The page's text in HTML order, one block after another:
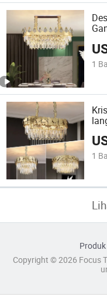
1
1
Copyright © 2026 Focus